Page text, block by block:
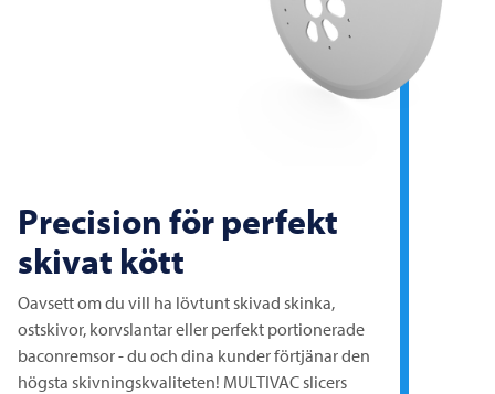
Precision för perfekt
skivat kött
Oavsett om du vill ha lövtunt skivad skinka,
ostskivor, korvslantar eller perfekt portionerade
baconremsor - du och dina kunder förtjänar den
högsta skivningskvaliteten! MULTIVACslicers